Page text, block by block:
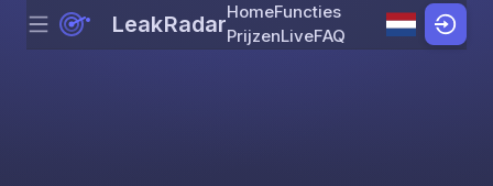
Skip to content
Menu LeakRadarHomeFuncties
PrijzenLiveFAQ